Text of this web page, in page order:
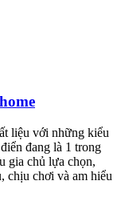
liệu với những kiểu
đang là 1 trong
gia chủ lựa chọn,
chịu chơi và am hiểu